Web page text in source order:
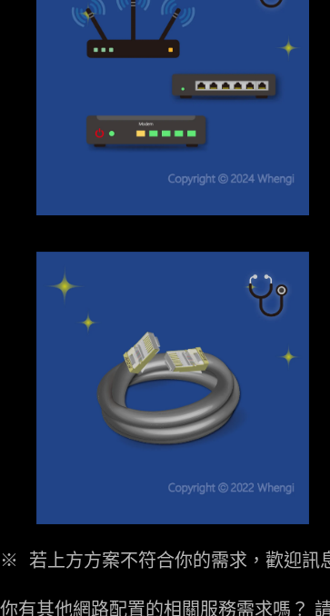
※ 若上方方案不符合你的需求，歡迎訊
你有其他網路配置的相關服務需求嗎？